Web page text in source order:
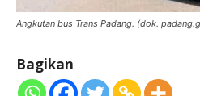
Angkutan bus Trans Padang. (dok.
Bagikan